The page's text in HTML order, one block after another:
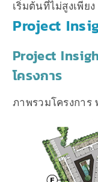
เริ่มต้นที่ไม่สูงเพีย
Project
Project
โครงการ
ภาพรวมโครงกา